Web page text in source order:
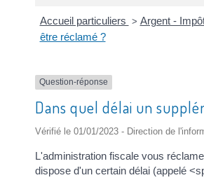
Accueil particuliers > Argent -
être réclamé ?
Question-réponse
Dans quel délai un
Vérifié le 01/01/2023 - Direction de
L'administration fiscale vous
dispose d'un certain délai (appelé